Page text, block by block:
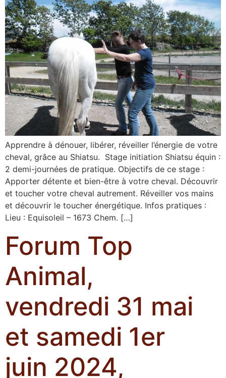
Apprendre à dénouer, libérer, réveiller l’énergie de votre
cheval, grâce au Shiatsu. Stage initiation Shiatsu équin :
2 demi-journées de pratique. Objectifs de ce stage :
Apporter détente et bien-être à votre cheval. Découvrir
et toucher votre cheval autrement. Réveiller vos mains
et découvrir le toucher énergétique. Infos pratiques :
Lieu : Equisoleil – 1673 Chem. […]
Forum Top
Animal,
vendredi 31 mai
et samedi 1er
juin 2024,